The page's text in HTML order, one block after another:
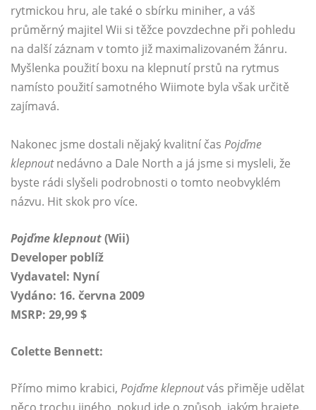
rytmickou hru, ale také o sbírku miniher, a váš
průměrný majitel Wii si těžce povzdechne při pohledu
na další záznam v tomto již maximalizovaném žánru.
Myšlenka použití boxu na klepnutí prstů na rytmus
namísto použití samotného Wiimote byla však určitě
zajímavá.
Nakonec jsme dostali nějaký kvalitní čas Pojďme
klepnoutnedávno a Dale North a já jsme si mysleli, že
byste rádi slyšeli podrobnosti o tomto neobvyklém
názvu. Hit skok pro více.
Pojďme klepnout(Wii)
Developer poblíž
Vydavatel: Nyní
Vydáno: 16. června 2009
MSRP: 29,99 $
Colette Bennett:
Přímo mimo krabici, Pojďme klepnoutvás přiměje udělat